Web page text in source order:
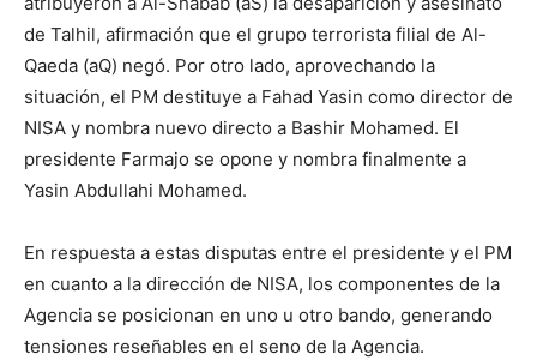
de Talhil, afirmación que el grupo terrorista filial de Al-
Qaeda (aQ) negó. Por otro lado, aprovechando la
situación, el PM destituye a Fahad Yasin como director de
NISA y nombra nuevo directo a Bashir Mohamed. El
presidente Farmajo se opone y nombra finalmente a
Yasin Abdullahi Mohamed.
En respuesta a estas disputas entre el presidente y el PM
en cuanto a la dirección de NISA, los componentes de la
Agencia se posicionan en uno u otro bando, generando
tensiones reseñables en el seno de la Agencia.